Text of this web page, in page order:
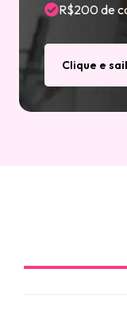
R$200 de
Clique e